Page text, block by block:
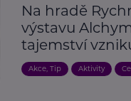
Na hradě
výstavu
tajemství
Akce, Tip Aktivity